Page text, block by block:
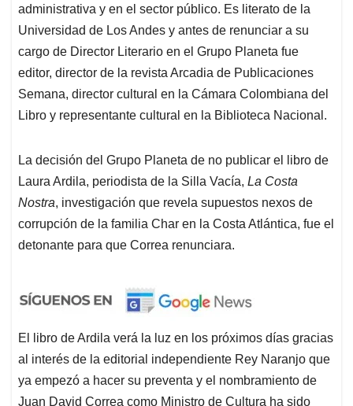
administrativa y en el sector público. Es literato de la
Universidad de Los Andes y antes de renunciar a su
cargo de Director Literario en el Grupo Planeta fue
editor, director de la revista Arcadia de Publicaciones
Semana, director cultural en la Cámara Colombiana del
Libro y representante cultural en la Biblioteca Nacional.
La decisión del Grupo Planeta de no publicar el libro de
Laura Ardila, periodista de la Silla Vacía, La Costa
Nostra, investigación que revela supuestos nexos de
corrupción de la familia Char en la Costa Atlántica, fue el
detonante para que Correa renunciara.
El libro de Ardila verá la luz en los próximos días gracias
al interés de la editorial independiente Rey Naranjo que
ya empezó a hacer su preventa y el nombramiento de
Juan David Correa como Ministro de Cultura ha sido